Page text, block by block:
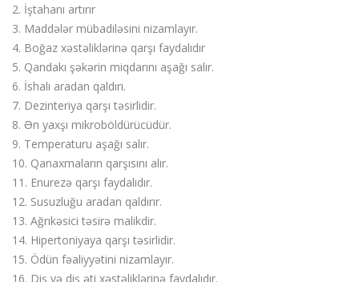
2. İştahanı artırır
3. Maddələr mübadiləsini nizamlayır.
4. Boğaz xəstəliklərinə qarşı faydalıdır
5. Qandakı şəkərin miqdarını aşağı salır.
6. İshalı aradan qaldırı.
7. Dezinteriya qarşı təsirlidir.
8. Ən yaxşı mikroböldürücüdür.
9. Temperaturu aşağı salır.
10. Qanaxmaların qarşısını alır.
11. Enurezə qarşı faydalıdır.
12. Susuzluğu aradan qaldırır.
13. Ağrıkəsici təsirə malikdir.
14. Hipertoniyaya qarşı təsirlidir.
15. Ödün fəaliyyətini nizamlayır.
16. Diş və diş əti xəstəliklərinə faydalıdır.